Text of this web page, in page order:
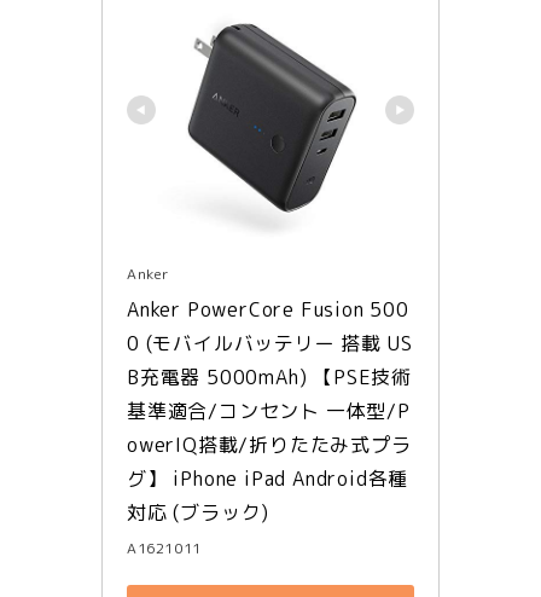
Anker
Anker PowerCore Fusion 500
0 (モバイルバッテリー 搭載 US
B充電器 5000mAh) 【PSE技術
基準適合/コンセント 一体型/P
owerIQ搭載/折りたたみ式プラ
グ】 iPhone iPad Android各種
対応 (ブラック)
A1621011